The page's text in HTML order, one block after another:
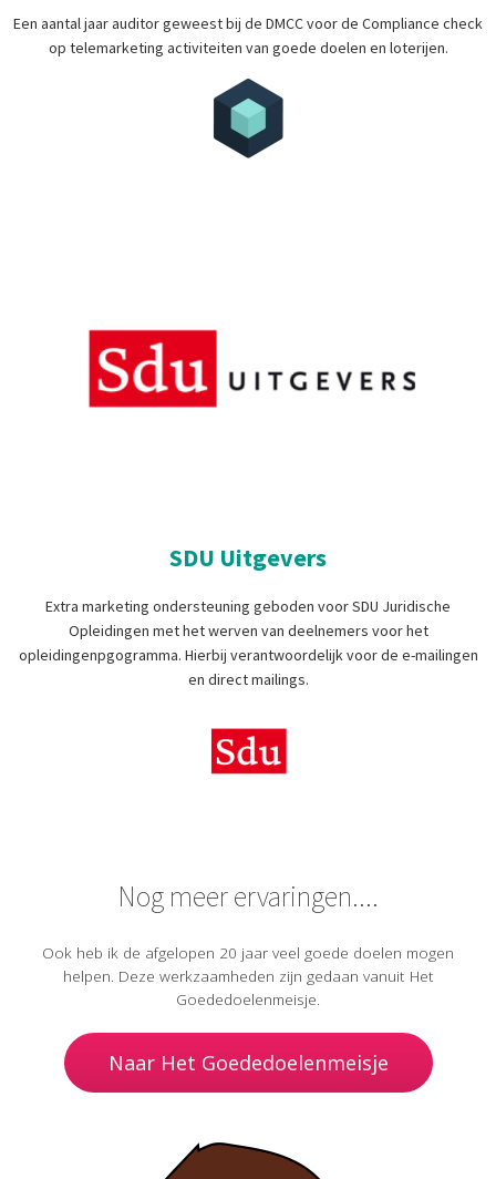
Een aantal jaar auditor geweest bij de DMCC voor de Compliance check
op telemarketing activiteiten van goede doelen en loterijen.
SDU Uitgevers
Extra marketing ondersteuning geboden voor SDU Juridische
Opleidingen met het werven van deelnemers voor het
opleidingenpgogramma. Hierbij verantwoordelijk voor de e-mailingen
en direct mailings.
Nog meer ervaringen....
Ook heb ik de afgelopen 20 jaar veel goede doelen mogen
helpen. Deze werkzaamheden zijn gedaan vanuit Het
Goededoelenmeisje.
Naar Het Goededoelenmeisje